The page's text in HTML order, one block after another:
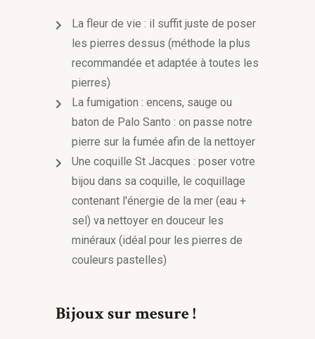
La fleur de vie : il suffit juste de poser
les pierres dessus (méthode la plus
recommandée et adaptée à toutes les
pierres)
La fumigation : encens, sauge ou
baton de Palo Santo : on passe notre
pierre sur la fumée afin de la nettoyer
Une coquille St Jacques : poser votre
bijou dans sa coquille, le coquillage
contenant l'énergie de la mer (eau +
sel) va nettoyer en douceur les
minéraux (idéal pour les pierres de
couleurs pastelles)
Bijoux sur mesure !